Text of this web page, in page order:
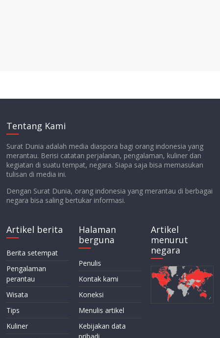
Tentang Kami
Surat Dunia adalah media diaspora bagi orang indonesia yang
merantau. Berisi catatan perjalanan, pengalaman, kuliner dan
kegiatan di suatu tempat, negara. Siapa saja bisa memasukan
tulisan di media ini.
Dengan Surat Dunia, orang indonesia yang merantau di berbagai
negara bisa saling bertukar informasi.
Artikel berita
Berita setempat
Pengalaman
perantau
Wisata
Tips
Kuliner
Halaman
berguna
Penulis
Kontak kami
Koneksi
Menulis artikel
Kebijakan data
Artikel
menurut
negara